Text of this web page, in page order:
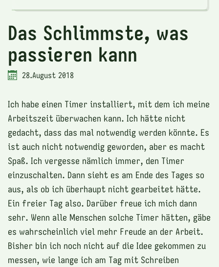
Das Schlimmste, was
passieren kann
28.August 2018
Ich habe einen Timer installiert, mit dem ich meine
Arbeitszeit überwachen kann. Ich hätte nicht
gedacht, dass das mal notwendig werden könnte. Es
ist auch nicht notwendig geworden, aber es macht
Spaß. Ich vergesse nämlich immer, den Timer
einzuschalten. Dann sieht es am Ende des Tages so
aus, als ob ich überhaupt nicht gearbeitet hätte.
Ein freier Tag also. Darüber freue ich mich dann
sehr. Wenn alle Menschen solche Timer hätten, gäbe
es wahrscheinlich viel mehr Freude an der Arbeit.
Bisher bin ich noch nicht auf die Idee gekommen zu
messen, wie lange ich am Tag mit Schreiben